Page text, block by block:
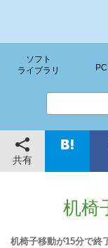
ソフト
ライブラリ
共有
机椅
机椅子移動が15分で終